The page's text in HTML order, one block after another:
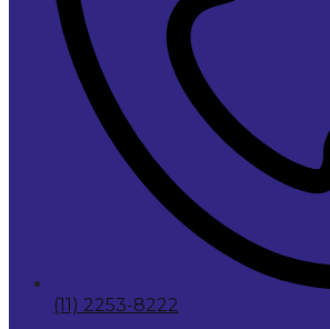
(11) 2253-8222